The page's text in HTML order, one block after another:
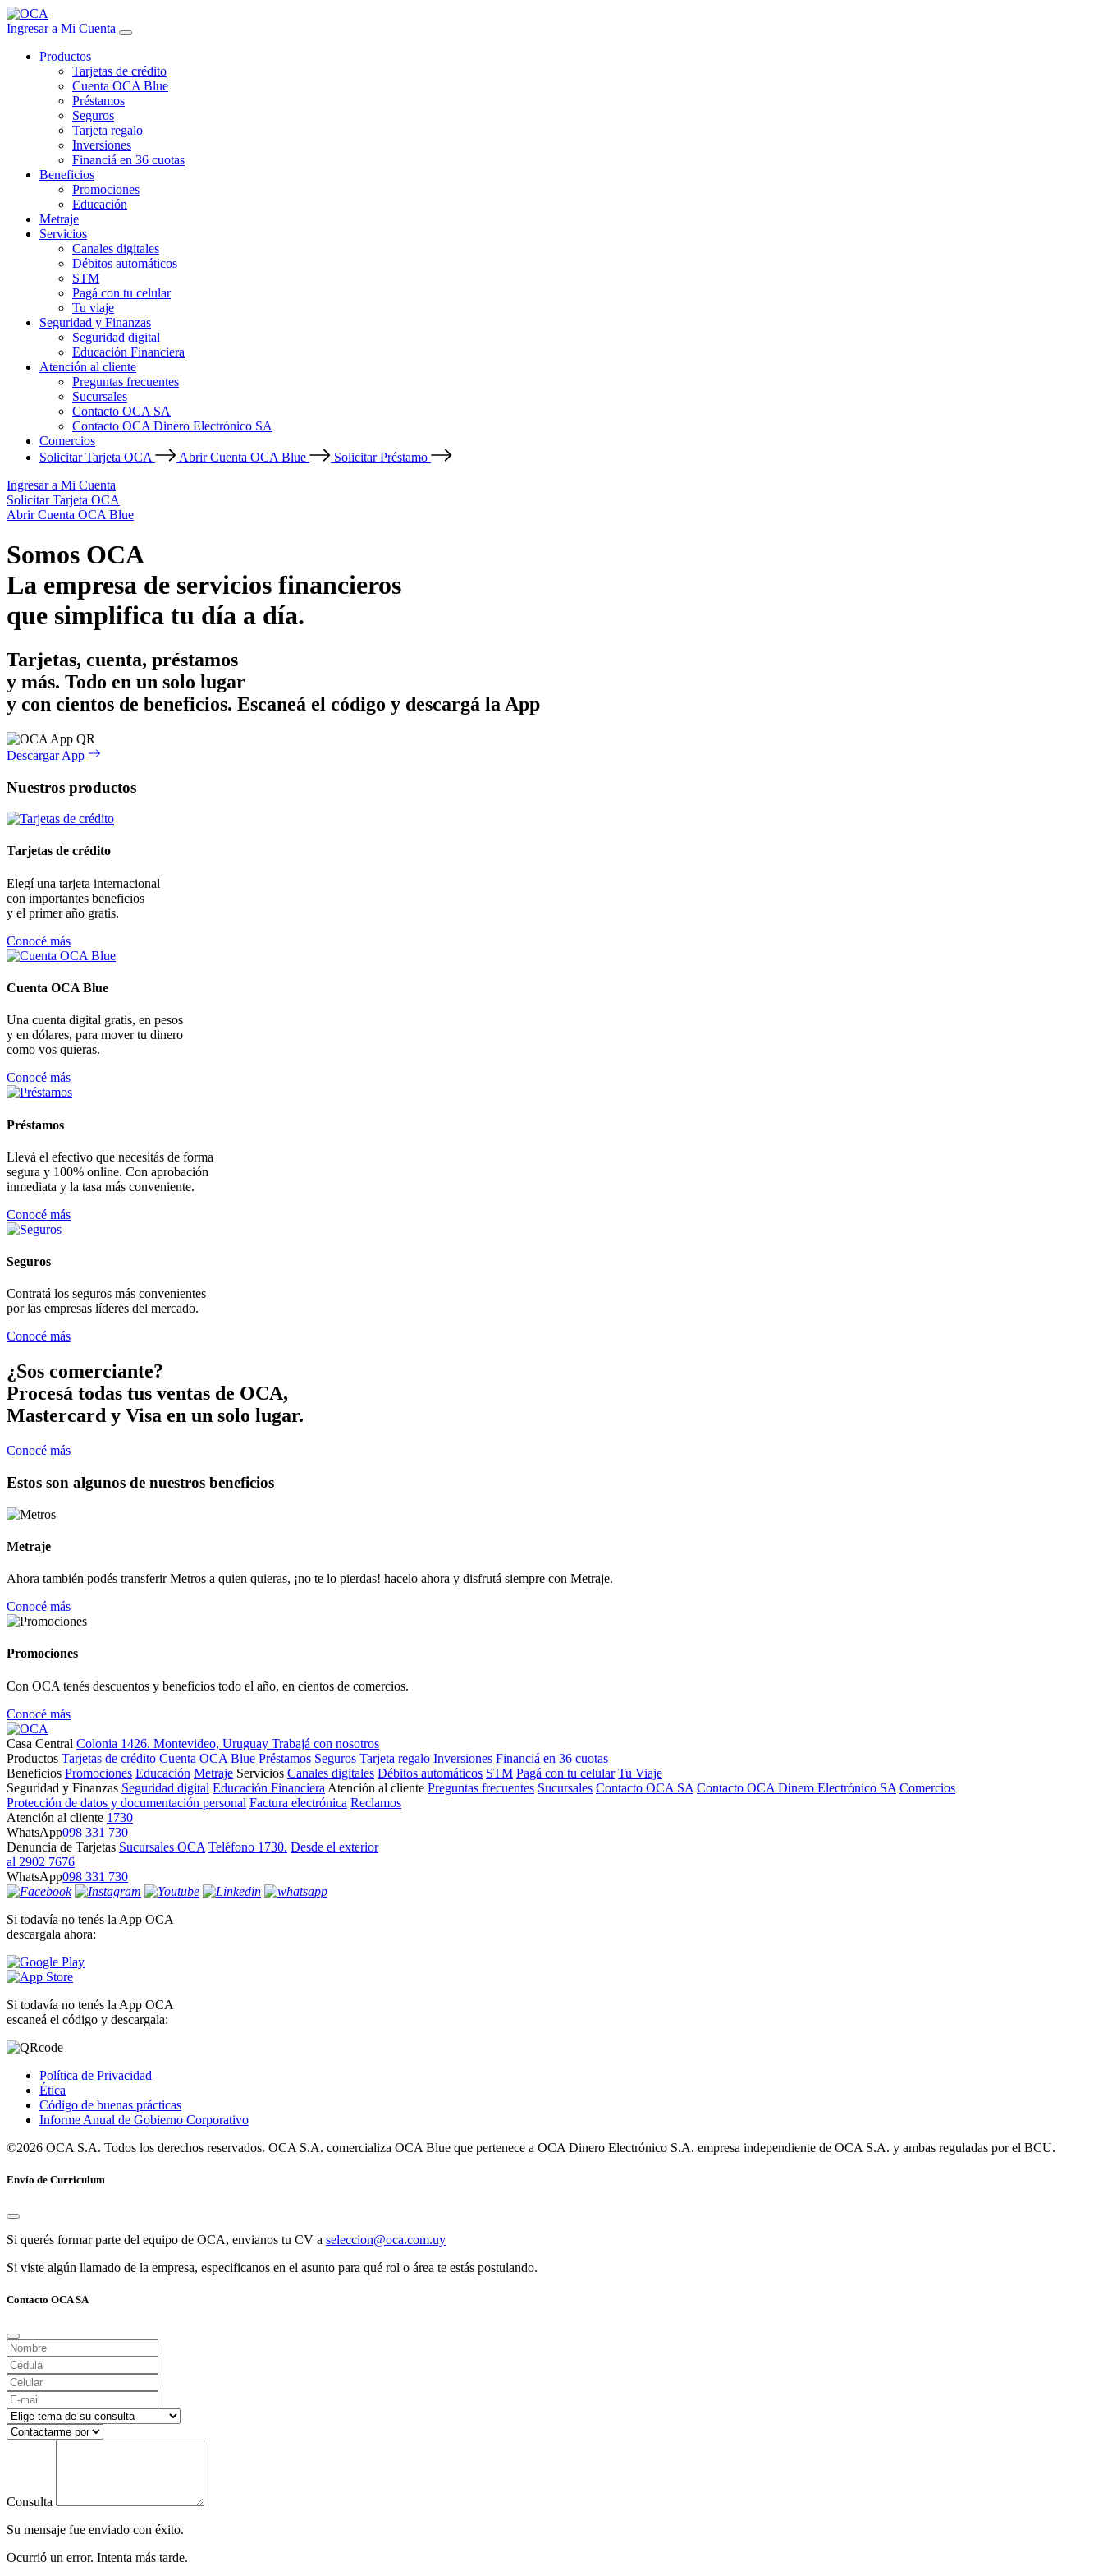
Ingresar a Mi Cuenta
Productos
Tarjetas de crédito
Cuenta OCA Blue
Préstamos
Seguros
Tarjeta regalo
Inversiones
Financiá en 36 cuotas
Beneficios
Promociones
Educación
Metraje
Servicios
Canales digitales
Débitos automáticos
STM
Pagá con tu celular
Tu viaje
Seguridad y Finanzas
Seguridad digital
Educación Financiera
Atención al cliente
Preguntas frecuentes
Sucursales
Contacto OCA SA
Contacto OCA Dinero Electrónico SA
Comercios
Solicitar Tarjeta OCA
Abrir Cuenta OCA Blue
Solicitar Préstamo
Ingresar a Mi Cuenta
Solicitar Tarjeta OCA
Abrir Cuenta OCA Blue
Somos OCA
La empresa de servicios financieros
que simplifica tu día a día.
Tarjetas, cuenta, préstamos
y más. Todo en un solo lugar
y con cientos de beneficios. Escaneá el código y descargá la App
Descargar App
Nuestros productos
Tarjetas de crédito
Elegí una tarjeta internacional
con importantes beneficios
y el primer año gratis.
Conocé más
Cuenta OCA Blue
Una cuenta digital gratis, en pesos
y en dólares, para mover tu dinero
como vos quieras.
Conocé más
Préstamos
Llevá el efectivo que necesitás de forma
segura y 100% online. Con aprobación
inmediata y la tasa más conveniente.
Conocé más
Seguros
Contratá los seguros más convenientes
por las empresas líderes del mercado.
Conocé más
¿Sos comerciante?
Procesá todas tus ventas de OCA,
Mastercard y Visa en un solo lugar.
Conocé más
Estos son algunos de nuestros beneficios
Metraje
Ahora también podés transferir Metros a quien quieras, ¡no te lo pierdas! hacelo ahora y disfrutá siempre con Metraje.
Conocé más
Promociones
Con OCA tenés descuentos y beneficios todo el año, en cientos de comercios.
Conocé más
Casa Central Colonia 1426. Montevideo, Uruguay Trabajá con nosotros
Productos Tarjetas de crédito Cuenta OCA Blue Préstamos Seguros Tarjeta regalo Inversiones Financiá en 36 cuotas
Beneficios Promociones Educación Metraje Servicios Canales digitales Débitos automáticos STM Pagá con tu celular Tu Viaje
Seguridad y Finanzas Seguridad digital Educación Financiera Atención al cliente Preguntas frecuentes Sucursales Contacto OCA SA Contacto OCA Dinero Electrónico SA Comercios
Protección de datos y documentación personal Factura electrónica Reclamos
Atención al cliente 1730
WhatsApp098 331 730
Denuncia de Tarjetas Sucursales OCA Teléfono 1730. Desde el exterior
al 2902 7676
WhatsApp098 331 730
Si todavía no tenés la App OCA
descargala ahora:
Si todavía no tenés la App OCA
escaneá el código y descargala:
Política de Privacidad
Ética
Código de buenas prácticas
Informe Anual de Gobierno Corporativo
©2026 OCA S.A. Todos los derechos reservados. OCA S.A. comercializa OCA Blue que pertenece a OCA Dinero Electrónico S.A. empresa independiente de OCA S.A. y ambas reguladas por el BCU.
Envío de Curriculum
Si querés formar parte del equipo de OCA, envianos tu CV a seleccion@oca.com.uy
Si viste algún llamado de la empresa, especificanos en el asunto para qué rol o área te estás postulando.
Contacto OCA SA
Consulta
Su mensaje fue enviado con éxito.
Ocurrió un error. Intenta más tarde.